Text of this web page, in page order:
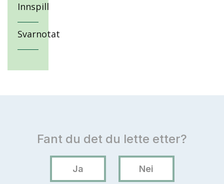
Innspill
Svarnotat